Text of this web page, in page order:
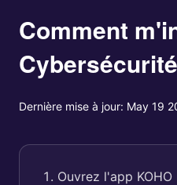
Comment
Dernière mise à jour: May 19
Ouvrez l'app KOHO